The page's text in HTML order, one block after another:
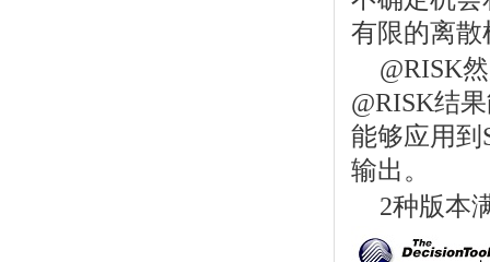
有限的离
@RISK
@RISK结
能够应用到
输出。
2种版本